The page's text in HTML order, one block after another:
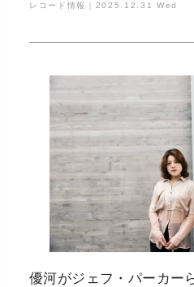
レコード情報｜ 2025.12.31 Wed
優河がジェフ・パーカー